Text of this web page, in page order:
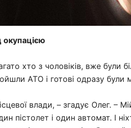
окупацією
хто з чоловіків, вже були
АТО і готові одразу були
влади, – згадує Олег. –
пістолет і один автомат. І